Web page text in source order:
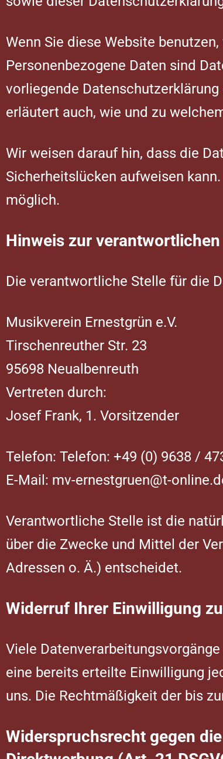
Wenn Sie diese Website
Personenbezogene Daten sind
vorliegende
erläutert auch, wie und zu
Wir weisen darauf hin, dass die
Sicherheitslücken aufweisen
möglich.
Hinweis zur
Die verantwortliche Stelle für die
Musikverein Ernestgrün e.V.
Tirschenreuther Str. 23
95698 Neualbenreuth
Vertreten durch:
Josef Frank, 1. Vorsitzender
Telefon: Telefon: +49 (0) 9638 /
E-Mail: mv-ernestgruen@t-
Verantwortliche Stelle ist die
über die Zwecke und Mittel der
Adressen o. Ä.) entscheidet.
Widerruf Ihrer Einwilligung
Viele
eine bereits erteilte Einwilligung
uns. Die Rechtmäßigkeit der bis
Widerspruchsrecht gegen